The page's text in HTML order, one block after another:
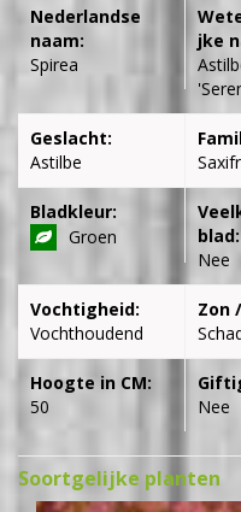
Nederlandse
naam:
Spirea
jke
Geslacht:
Astilbe
Bladkleur:
Groen
blad:
Nee
Vochtigheid:
Vochthoudend
Zon
Hoogte in CM:
50
Nee
Soortgelijke planten